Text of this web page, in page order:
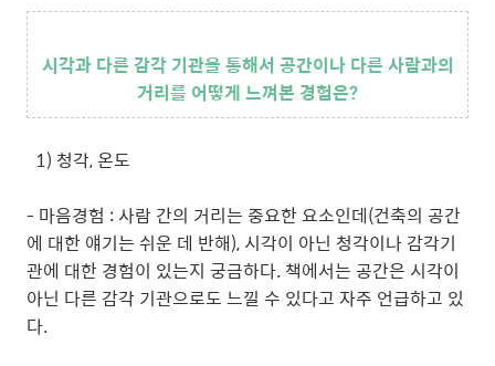
시각과 다른 감각 기관을 통해서 공간이나 다른 사람과의
거리를 어떻게 느껴본 경험은?
1) 청각, 온도
- 마음경험 : 사람 간의 거리는 중요한 요소인데(건축의 공간
에 대한 얘기는 쉬운 데 반해), 시각이 아닌 청각이나 감각기
관에 대한 경험이 있는지 궁금하다. 책에서는 공간은 시각이
아닌 다른 감각 기관으로도 느낄 수 있다고 자주 언급하고 있
다.